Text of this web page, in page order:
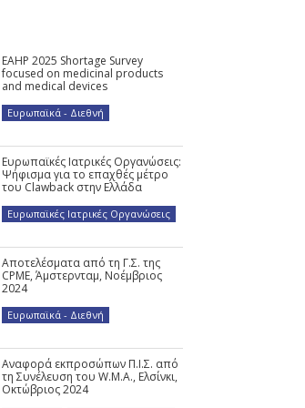
EAHP 2025 Shortage Survey
focused on medicinal products
and medical devices
Ευρωπαϊκά - Διεθνή
Ευρωπαϊκές Ιατρικές Οργανώσεις:
Ψήφισμα για το επαχθές μέτρο
του Clawback στην Ελλάδα
Ευρωπαϊκές Ιατρικές Οργανώσεις
Αποτελέσματα από τη Γ.Σ. της
CPME, Άμστερνταμ, Νοέμβριος
2024
Ευρωπαϊκά - Διεθνή
Αναφορά εκπροσώπων Π.Ι.Σ. από
τη Συνέλευση του W.M.A., Ελσίνκι,
Οκτώβριος 2024